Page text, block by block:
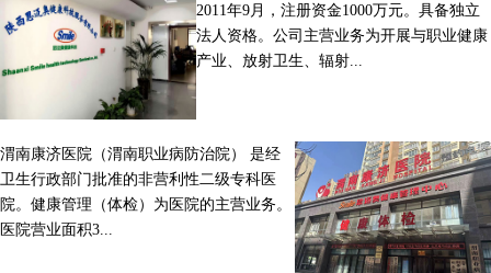
2011年9月，注册资金1000万元。具备独立
法人资格。公司主营业务为开展与职业健康
产业、放射卫生、辐射...
渭南康济医院（渭南职业病防治院） 是经
卫生行政部门批准的非营利性二级专科医
院。健康管理（体检）为医院的主营业务。
医院营业面积3...